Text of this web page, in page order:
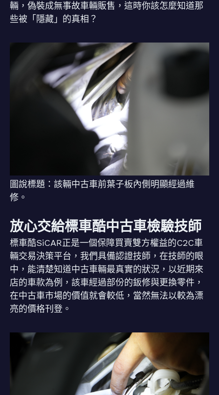
輛，偽裝成無事故車輛販售，這時你該怎麼知道那
些被「隱藏」的真相？
圖說標題：該輛中古車前葉子板內側明顯經過維
修。
放心交給標車酷中古車檢驗技師
標車酷SiCAR正是一個保障買賣雙方權益的C2C車
輛交易決策平台，我們具備認證技師，在技師的眼
中，能清楚知道中古車輛最真實的狀況，以近期來
店的車款為例，該車經過部份的鈑修與更換零件，
在中古車市場的價值就會較低，當然無法以較為漂
亮的價格刊登。